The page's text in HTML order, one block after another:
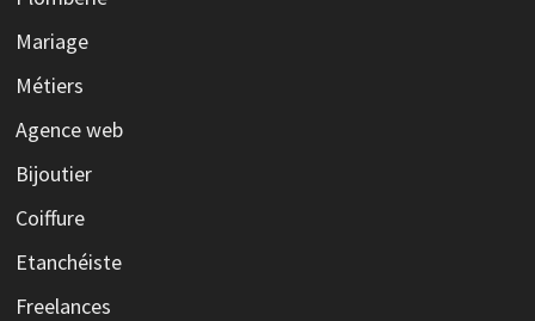
Mariage
Métiers
Agence web
Bijoutier
Coiffure
Etanchéiste
Freelances